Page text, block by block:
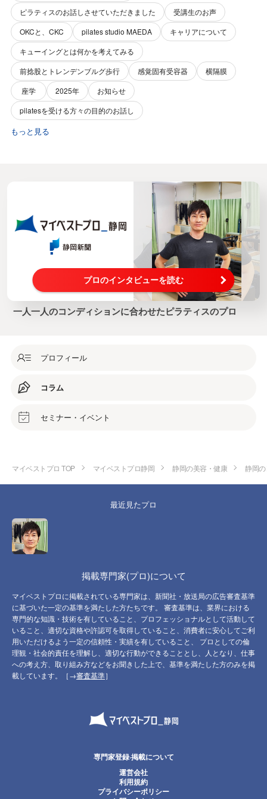
ピラティスのお話しさせていただきました
受講生のお声
OKCと、CKC
pilates studio MAEDA
キャリアについて
キューイングとは何かを考えてみる
前捻股とトレンデンブルグ歩行
感覚固有受容器
横隔膜
座学
2025年
お知らせ
pilatesを受ける方々の目的のお話し
もっと見る
プロのインタビューを読む
一人一人のコンディションに合わせたピラティスのプロ
プロフィール
コラム
セミナー・イベント
マイベストプロ TOP マイベストプロ静岡 静岡の美容・健康 静岡
最近見たプロ
掲載専門家(プロ)について
マイベストプロに掲載されている専門家は、新聞社・放送局の広告審査基準
に基づいた一定の基準を満たした方たちです。 審査基準は、業界における
専門的な知識・技術を有していること、プロフェッショナルとして活動して
いること、適切な資格や許認可を取得していること、消費者に安心してご利
用いただけるよう一定の信頼性・実績を有していること、 プロとしての倫
理観・社会的責任を理解し、適切な行動ができることとし、人となり、仕事
への考え方、取り組み方などをお聞きした上で、基準を満たした方のみを掲
載しています。［→審査基準］
専門家登録·掲載について
運営会社
利用規約
プライバシーポリシー